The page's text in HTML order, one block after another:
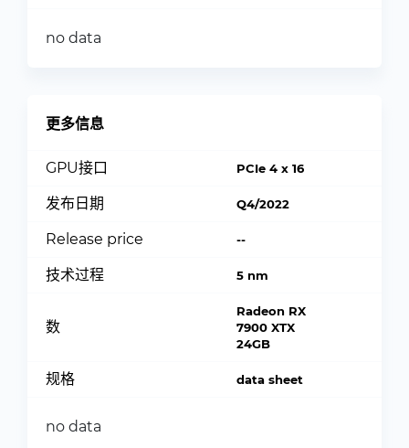
no data
更多信息
GPU接口 PCIe 4 x 16
发布日期 Q4/2022
Release price --
技术过程 5 nm
数
Radeon RX
7900 XTX
24GB
规格 data sheet
no data